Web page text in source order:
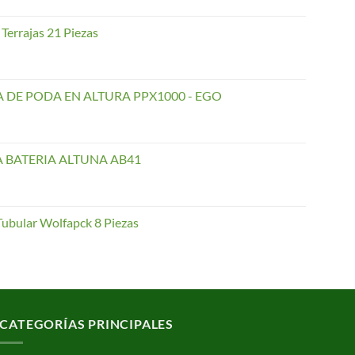
21 Piezas
DE PODA EN ALTURA PPX1000 - EGO
BATERIA ALTUNA AB41
Wolfapck 8 Piezas
CATEGORÍAS PRINCIPALES